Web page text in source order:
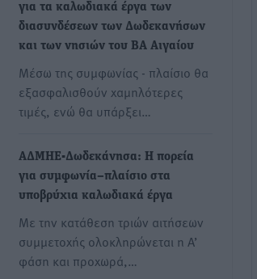
για τα καλωδιακά έργα των
διασυνδέσεων των Δωδεκανήσων
και των νησιών του BΑ Αιγαίου
Μέσω της συμφωνίας - πλαίσιο θα
εξασφαλισθούν χαμηλότερες
τιμές, ενώ θα υπάρξει…
ΑΔΜΗΕ-Δωδεκάνησα: Η πορεία
για συμφωνία–πλαίσιο στα
υποβρύχια καλωδιακά έργα
Με την κατάθεση τριών αιτήσεων
συμμετοχής ολοκληρώνεται η Α’
φάση και προχωρά,…